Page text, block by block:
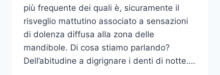
più frequente dei quali è, sicuramente il
risveglio mattutino associato a sensazioni
di dolenza diffusa alla zona delle
mandibole. Di cosa stiamo parlando?
Dell’abitudine a digrignare i denti di notte….